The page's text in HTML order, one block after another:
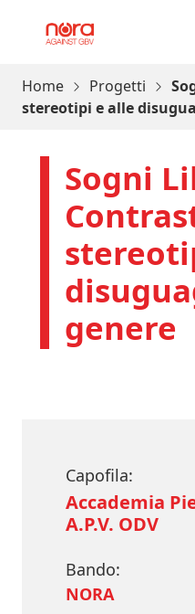
Progetto Nora
Home Progetti
stereotipi e alle
Sogni
genere
Capofila:
Accademia
A.P.V. ODV
Bando:
NORA